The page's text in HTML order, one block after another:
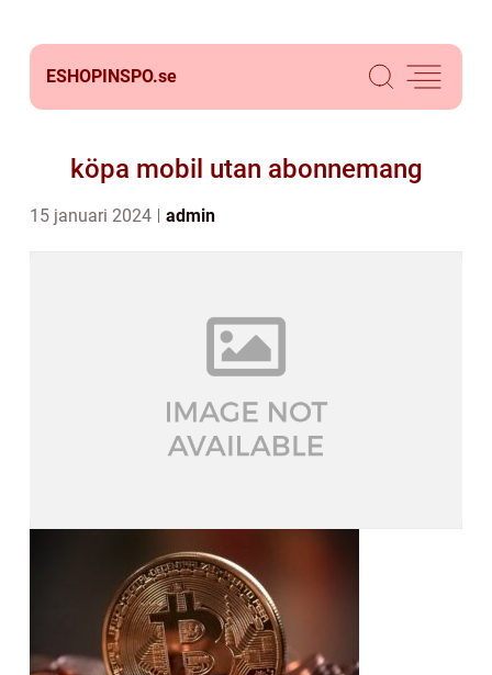
ESHOPINSPO.se
köpa mobil utan abonnemang
15 januari 2024 admin